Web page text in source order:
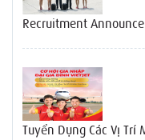
Recruitment
Tuyển Dụng Các Vị Trí